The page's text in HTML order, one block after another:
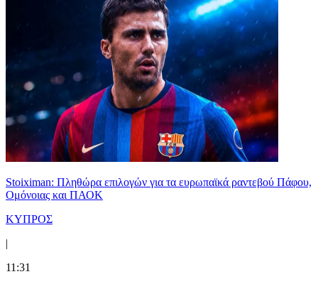
Stoiximan: Πληθώρα επιλογών για τα ευρωπαϊκά ραντεβού Πάφου,
Ομόνοιας και ΠΑΟΚ
ΚΥΠΡΟΣ
|
11:31